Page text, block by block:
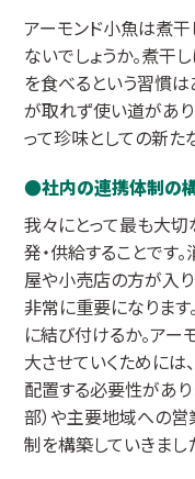
アーモンド小魚は煮
ないでしょうか。煮干
を食べるという習慣は
が取れず使い道があり
って珍味としての新た
社内の連携体制の
我々にとって最も大
発・供給することです
屋や小売店の方が入
非常に重要になりま
に結び付けるか。ア
大させていくためには
配置する必要性があり
部）や主要地域への
制を構築していきまし